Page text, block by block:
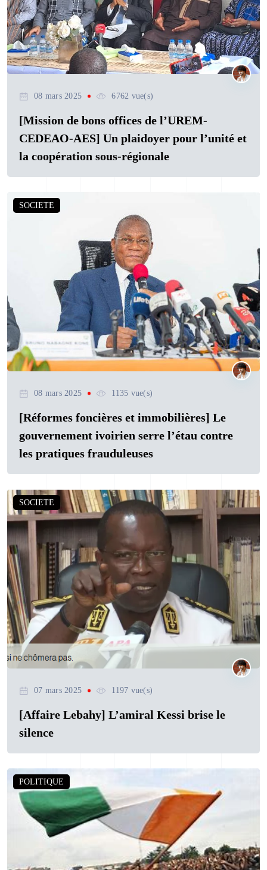
08 mars 2025 6762 vue(s)
[Mission de bons offices de l’UREM-
CEDEAO-AES] Un plaidoyer pour l’unité et
la coopération sous-régionale
SOCIETE
08 mars 2025 1135 vue(s)
[Réformes foncières et immobilières] Le
gouvernement ivoirien serre l’étau contre
les pratiques frauduleuses
SOCIETE
07 mars 2025 1197 vue(s)
[Affaire Lebahy] L’amiral Kessi brise le
silence
POLITIQUE